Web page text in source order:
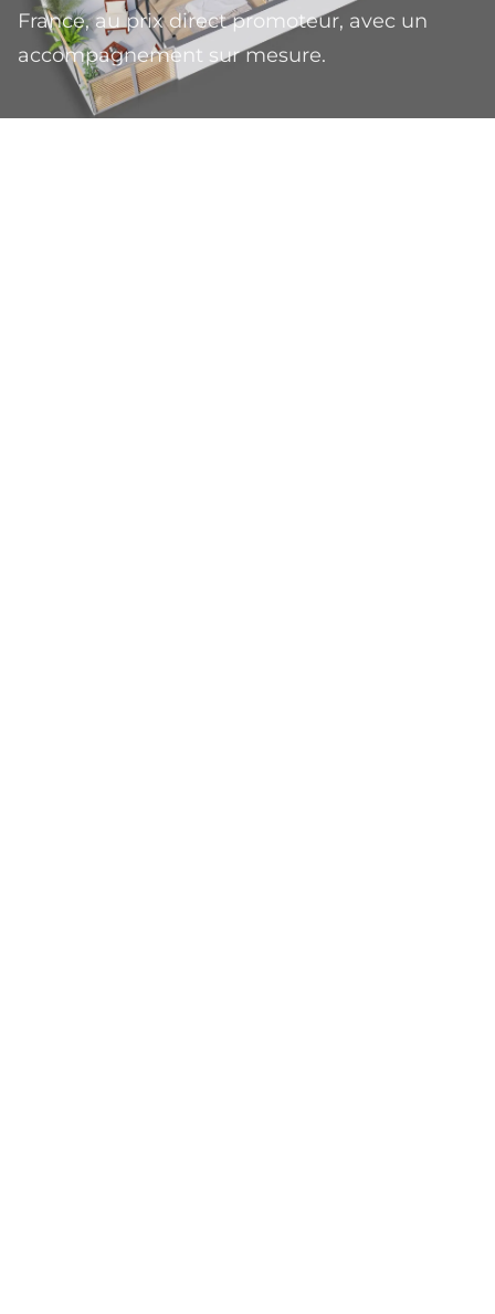
France, au prix direct promoteur, avec un
accompagnement sur mesure.